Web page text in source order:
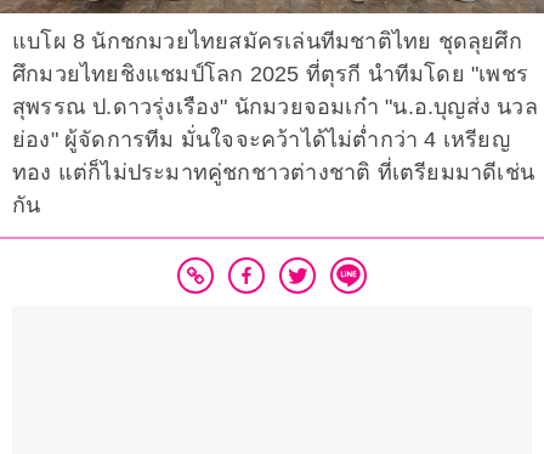
แบโผ 8 นักชกมวยไทยสมัครเล่นทีมชาติไทย ชุดลุยศึก
ศึกมวยไทยชิงแชมป์โลก 2025 ที่ตุรกี นำทีมโดย "เพชร
สุพรรณ ป.ดาวรุ่งเรือง" นักมวยจอมเก๋า "น.อ.บุญส่ง นวล
ย่อง" ผู้จัดการทีม มั่นใจจะคว้าได้ไม่ต่ำกว่า 4 เหรียญ
ทอง แต่ก็ไม่ประมาทคู่ชกชาวต่างชาติ ที่เตรียมมาดีเช่น
กัน